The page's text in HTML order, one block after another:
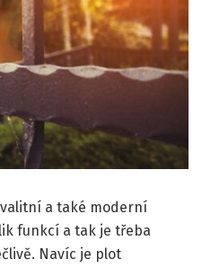
a také moderní
funkcí a tak je třeba
Navíc je plot